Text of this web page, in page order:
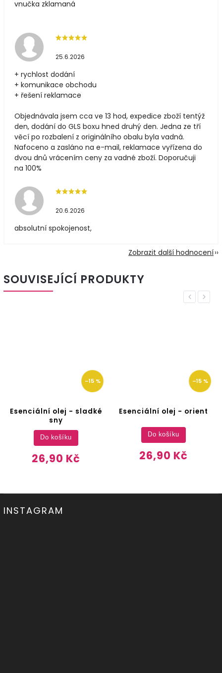
vnučka zklamaná
25.6.2026
+ rychlost dodání
+ komunikace obchodu
+ řešení reklamace
Objednávala jsem cca ve 13 hod, expedice zboží tentýž
den, dodání do GLS boxu hned druhý den. Jedna ze tří
věcí po rozbalení z originálního obalu byla vadná.
Nafoceno a zasláno na e-mail, reklamace vyřízena do
dvou dnů vrácením ceny za vadné zboží. Doporučuji
na 100%
20.6.2026
absolutní spokojenost,
Zobrazit další hodnocení
SOUVISEJÍCÍ PRODUKTY
Previous
–15 %
Esenciální olej - sladké
sny
26,90 Kč
Do košíku
–15 %
Esenciální olej - orient
26,90 Kč
Do košíku
Next
INSTAGRAM